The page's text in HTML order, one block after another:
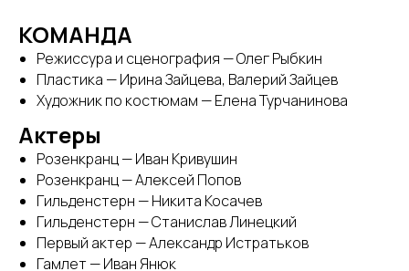
КОМАНДА
Режиссура и сценография — Олег Рыбкин
Пластика — Ирина Зайцева, Валерий Зайцев
Художник по костюмам — Елена Турчанинова
Актеры
Розенкранц — Иван Кривушин
Розенкранц — Алексей Попов
Гильденстерн — Никита Косачев
Гильденстерн — Станислав Линецкий
Первый актер — Александр Истратьков
Гамлет — Иван Янюк